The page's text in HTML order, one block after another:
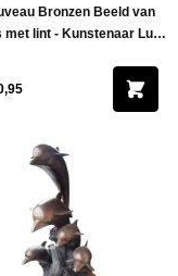
Bronzen Beeld van
met lint - Kunstenaar Luigi